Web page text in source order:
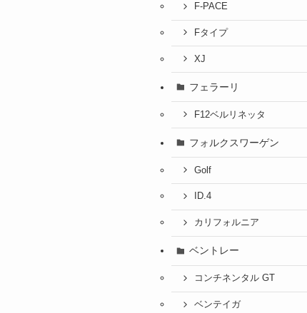
F-PACE
Fタイプ
XJ
フェラーリ
F12ベルリネッタ
フォルクスワーゲン
Golf
ID.4
カリフォルニア
ベントレー
コンチネンタル GT
ベンテイガ